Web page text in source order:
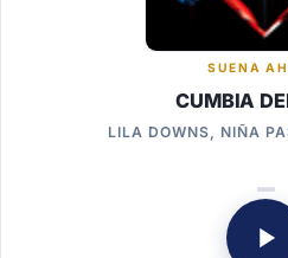
SUENA
CUMBIA
LILA DOWNS, NIÑA